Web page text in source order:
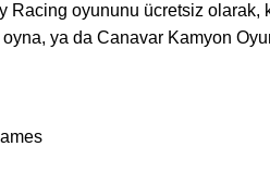
Racing oyununu ücretsiz olarak,
ya da Canavar Kamyon